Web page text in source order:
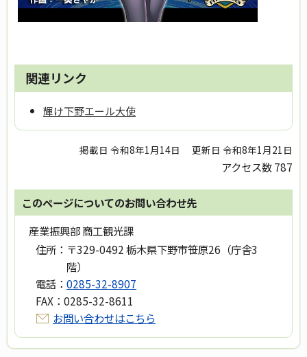
関連リンク
輝け下野エール大使
掲載日 令和8年1月14日 更新日 令和8年1月21日
アクセス数787
このページについてのお問い合わせ先
産業振興部 商工観光課
住所： 〒329-0492 栃木県下野市笹原26（庁舎3
階）
電話： 0285-32-8907
FAX： 0285-32-8611
お問い合わせはこちら